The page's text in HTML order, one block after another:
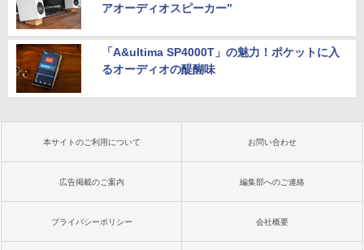
アオーディオスピーカー”
「A&ultima SP4000T」の魅力！ポケットに入
るオーディオの醍醐味
本サイトのご利用について お問い合わせ
広告掲載のご案内 編集部へのご連絡
プライバシーポリシー 会社概要